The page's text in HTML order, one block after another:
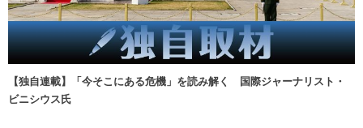
【独自連載】「今そこにある危機」を読み解く 国際ジャーナリスト・
ビニシウス氏